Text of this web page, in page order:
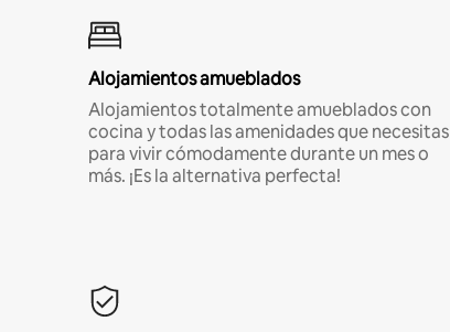
Alojamientos amueblados
Alojamientos totalmente amueblados con
cocina y todas las amenidades que necesitas
para vivir cómodamente durante un mes o
más. ¡Es la alternativa perfecta!